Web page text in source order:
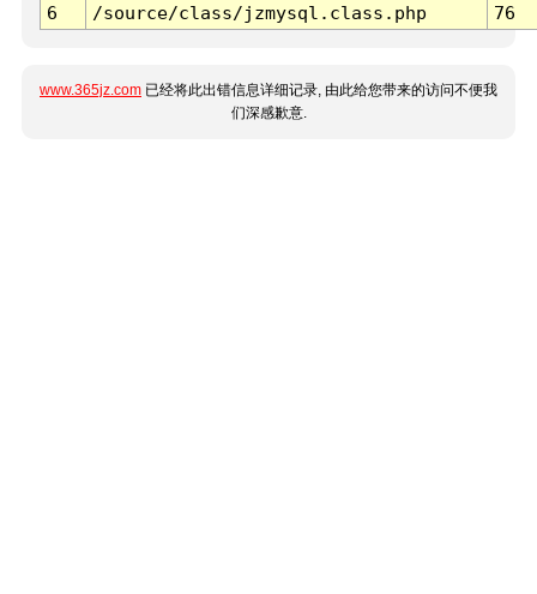
6
/source/class/jzmysql.class.php 76
www.365jz.com 已经将此出错信息详细记录, 由此给您带来的访问不便我
们深感歉意.